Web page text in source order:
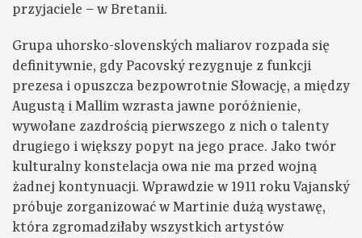
przyjaciele – w Bretanii.
Grupa uhorsko-slovenských maliarov rozpada się
definitywnie, gdy Pacovský rezygnuje z funkcji
prezesa i opuszcza bezpowrotnie Słowację, a między
Augustą i Mallim wzrasta jawne poróżnienie,
wywołane zazdrością pierwszego z nich o talenty
drugiego i większy popyt na jego prace. Jako twór
kulturalny konstelacja owa nie ma przed wojną
żadnej kontynuacji. Wprawdzie w 1911 roku Vajanský
próbuje zorganizować w Martinie dużą wystawę,
która zgromadziłaby wszystkich artystów